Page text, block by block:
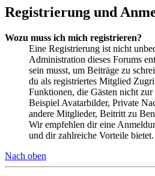
Registrierung und
Wozu muss ich mich registrieren?
Eine Registrierung ist nicht
Administration dieses Forums
sein musst, um Beiträge zu
du als registriertes Mitglied
Funktionen, die Gästen nicht
Beispiel Avatarbilder, Private
andere Mitglieder, Beitritt zu
Wir empfehlen dir eine
und dir zahlreiche Vorteile bietet.
Nach oben